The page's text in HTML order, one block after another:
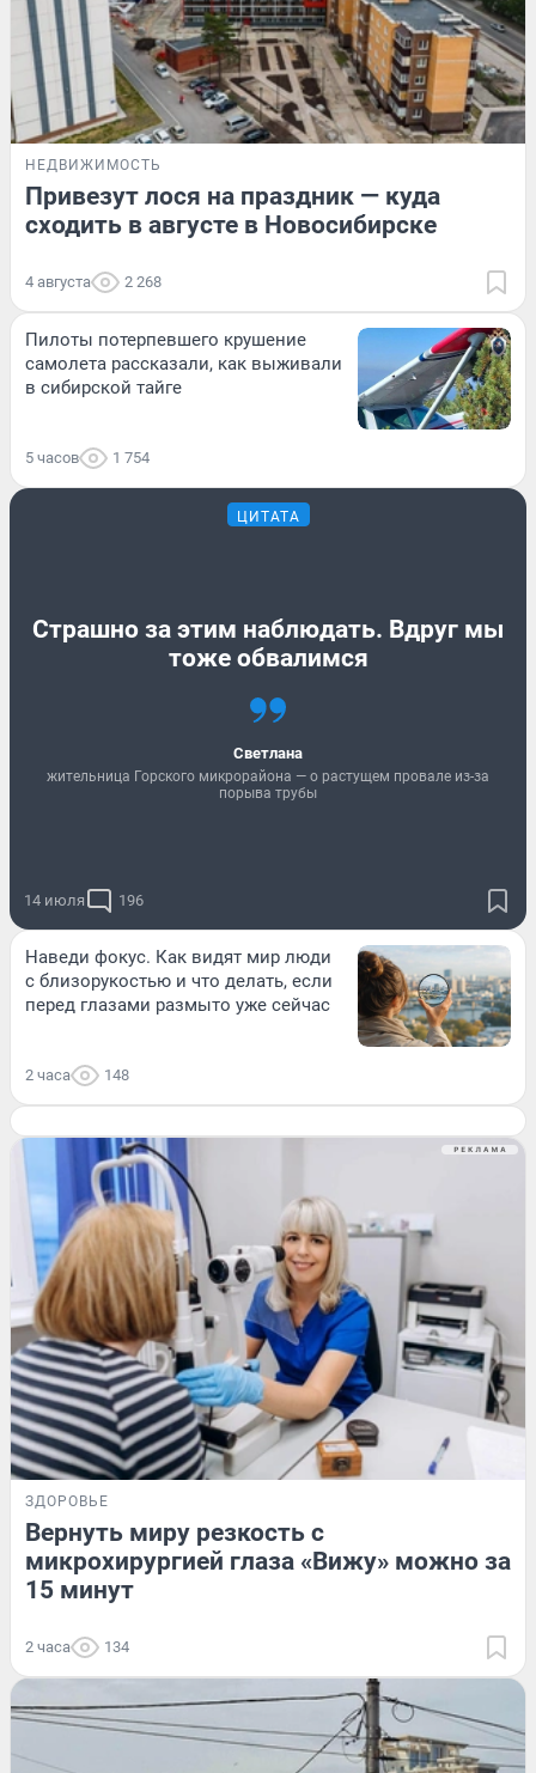
НЕДВИЖИМОСТЬ
Привезут лося на праздник — куда
сходить в августе в Новосибирске
4 августа 2 268
Пилоты потерпевшего крушение
самолета рассказали, как выживали
в сибирской тайге
5 часов 1 754
ЦИТАТА
Страшно за этим наблюдать. Вдруг мы
тоже обвалимся
Светлана
жительница Горского микрорайона — о растущем провале из-за
порыва трубы
14 июля 196
Наведи фокус. Как видят мир люди
с близорукостью и что делать, если
перед глазами размыто уже сейчас
2 часа 148
ЗДОРОВЬЕ
Вернуть миру резкость с
микрохирургией глаза «Вижу» можно за
15 минут
2 часа 134